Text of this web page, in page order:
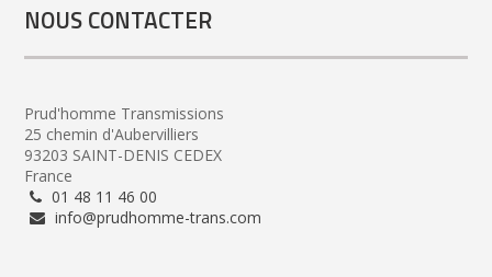
NOUS CONTACTER
Prud'homme Transmissions
25 chemin d'Aubervilliers
93203 SAINT-DENIS CEDEX
France
01 48 11 46 00
info@prudhomme-trans.com